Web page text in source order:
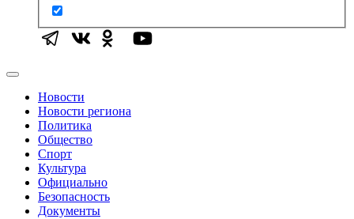
Новости
Новости региона
Политика
Общество
Спорт
Культура
Официально
Безопасность
Документы